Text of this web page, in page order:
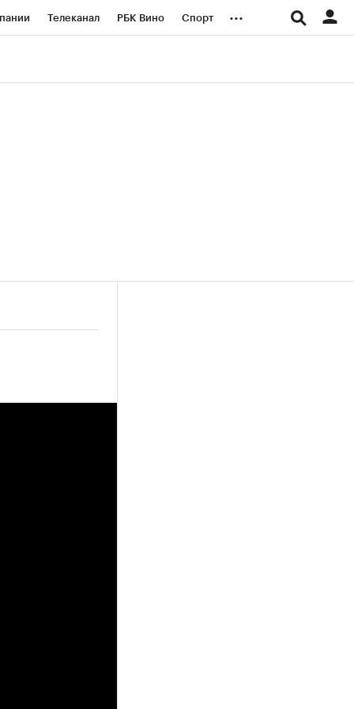
Телеканал РБК Вино Спорт ...